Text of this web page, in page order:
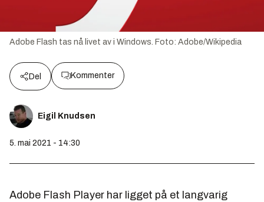
Adobe Flash tas nå livet av i Windows. Foto: Adobe/Wikipedia
Del Kommenter
Eigil Knudsen
5. mai 2021 - 14:30
Adobe Flash Player har ligget på et langvarig